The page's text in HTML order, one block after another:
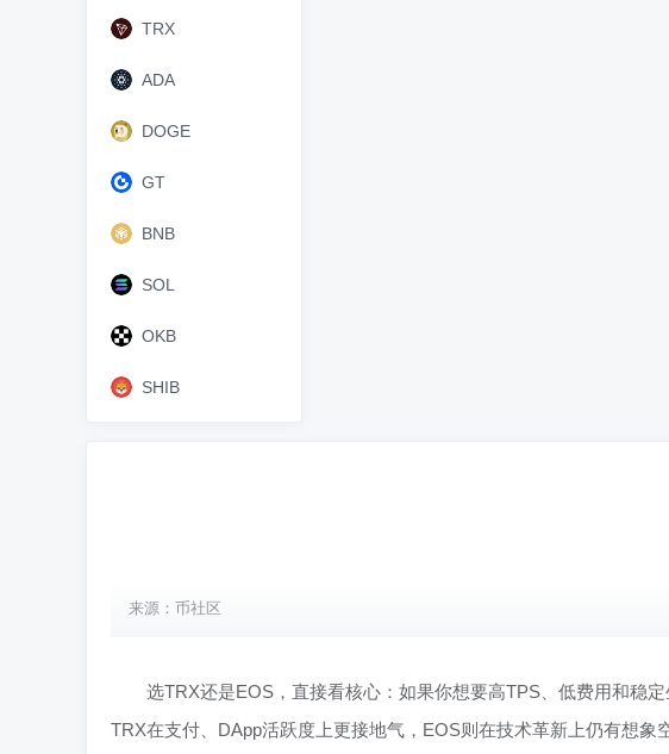
TRX
ADA
DOGE
GT
BNB
SOL
OKB
SHIB
来源：币社区
选TRX还是EOS，直接看核心：如果你想要高TPS、低费用和稳
TRX在支付、DApp活跃度上更接地气，EOS则在技术革新上仍有想象